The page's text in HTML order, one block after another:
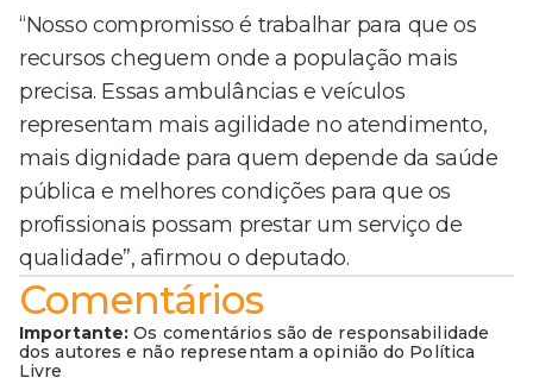
“Nosso compromisso é trabalhar para que os
recursos cheguem onde a população mais
precisa. Essas ambulâncias e veículos
representam mais agilidade no atendimento,
mais dignidade para quem depende da saúde
pública e melhores condições para que os
profissionais possam prestar um serviço de
qualidade”, afirmou o deputado.
Comentários
Importante: Os comentários são de responsabilidade
dos autores e não representam a opinião do Política
Livre